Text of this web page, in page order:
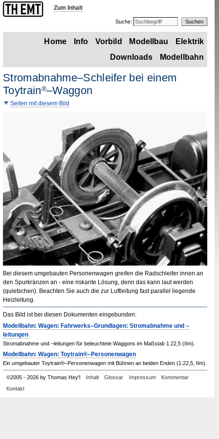
Zum Inhalt
Suche:
Home Info Vorbild Modellbau
Elektrik
Downloads
Modellbahn
Stromabnahme–Schleifer bei einem
Toytrain®–Waggon
Seiten mit diesem Bild
Bei diesem umgebauten Personenwagen greifen die Radschleifer innen an
den Spurkränzen an - eine riskante Lösung, denn das kann laut werden
(quietschen). Beachten Sie auch die zur Luftleitung fast parallel liegende
Heizleitung.
Das Bild ist bei diesen Dokumenten eingebunden:
Modellbahn: Wagen: Fahrwerks–Grundlagen: Stromabnahme und –
leitungen
Stromabnahme und –leitungen für beleuchtete Waggons im Maßstab 1:22,5 (IIm).
Modellbahn: Wagen: Toytrain®–Personenwagen
Ein umgebauter Toytrain®–Personenwagen mit Bühnen an beiden Enden (1:22,5, IIm).
©2005- 2026 by Thomas Hey'l Inhalt Glossar Impressum
Kommentar
Kontakt